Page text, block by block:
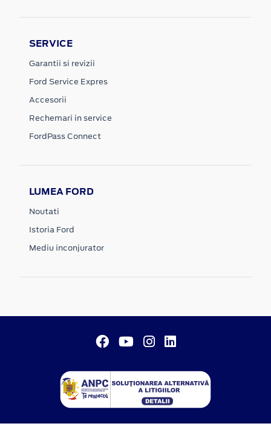
SERVICE
Garantii si revizii
Ford Service Expres
Accesorii
Rechemari in service
FordPass Connect
LUMEA FORD
Noutati
Istoria Ford
Mediu inconjurator